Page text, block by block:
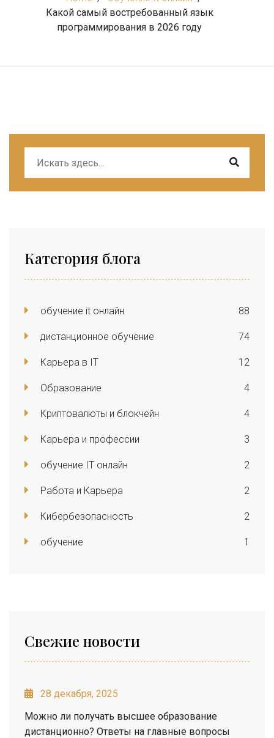
Какой самый востребованный язык
программирования в 2026 году
Категория блога
обучение it онлайн 88
дистанционное обучение 74
Карьера в IT 12
Образование 4
Криптовалюты и блокчейн 4
Карьера и профессии 3
обучение IT онлайн 2
Работа и Карьера 2
Кибербезопасность 2
обучение 1
Свежие новости
28 декабря, 2025
Можно ли получать высшее образование
дистанционно? Ответы на главные вопросы